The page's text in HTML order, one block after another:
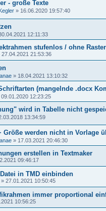
- große Texte
» 16.06.2020 19:57:40
12:11:33
stufenlos / ohne
27.04.2021 21:53:36
» 18.04.2021 13:10:32
(mangelnde .docx
09.01.2020 12:23:25
wird in Tabelle nicht
13:34:59
Größe werden nicht in Vorlage
» 17.03.2021 20:46:30
erstellen in Textmaker
09:46:17
in TMD einbinden
» 27.01.2021 10:50:45
immer proportional
10:56:25